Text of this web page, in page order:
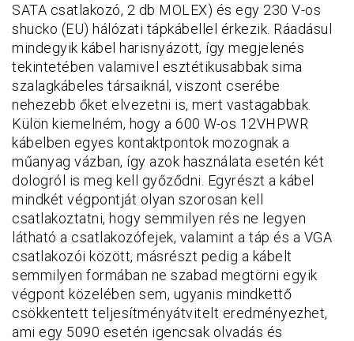
SATA csatlakozó, 2 db MOLEX) és egy 230 V-os
shucko (EU) hálózati tápkábellel érkezik. Ráadásul
mindegyik kábel harisnyázott, így megjelenés
tekintetében valamivel esztétikusabbak sima
szalagkábeles társaiknál, viszont cserébe
nehezebb őket elvezetni is, mert vastagabbak.
Külön kiemelném, hogy a 600 W-os 12VHPWR
kábelben egyes kontaktpontok mozognak a
műanyag vázban, így azok használata esetén két
dologról is meg kell győződni. Egyrészt a kábel
mindkét végpontját olyan szorosan kell
csatlakoztatni, hogy semmilyen rés ne legyen
látható a csatlakozófejek, valamint a táp és a VGA
csatlakozói között, másrészt pedig a kábelt
semmilyen formában ne szabad megtörni egyik
végpont közelében sem, ugyanis mindkettő
csökkentett teljesítményátvitelt eredményezhet,
ami egy 5090 esetén igencsak olvadás és